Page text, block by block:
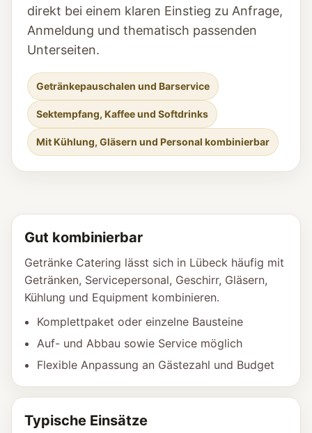
direkt bei einem klaren Einstieg zu Anfrage,
Anmeldung und thematisch passenden
Unterseiten.
Getränkepauschalen und Barservice
Sektempfang, Kaffee und Softdrinks
Mit Kühlung, Gläsern und Personal kombinierbar
Gut kombinierbar
Getränke Catering lässt sich in Lübeck häufig mit
Getränken, Servicepersonal, Geschirr, Gläsern,
Kühlung und Equipment kombinieren.
Komplettpaket oder einzelne Bausteine
Auf- und Abbau sowie Service möglich
Flexible Anpassung an Gästezahl und Budget
Typische Einsätze